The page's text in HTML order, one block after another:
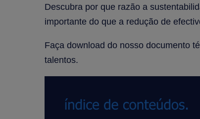
Descubra por que razão a
importante do que a redução de
Faça download do nosso documento
talentos.